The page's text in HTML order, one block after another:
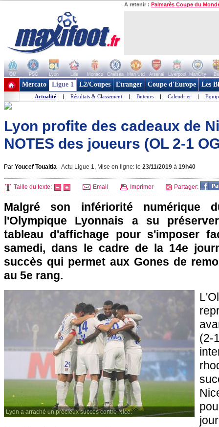
A retenir : Palmarès Coupe du
OM PSG Lyon Lille Monaco Chelsea Man Utd Arsenal Liverpool ManCity
+ de clubs
Mercato Ligue 1 L2/Coupes Etranger Coupe d'Europe Les
Actualité | Résultats & Classement | Buteurs | Calendrier |
Lyon profite des cadeaux de
NOTES des joueurs (OL 2-1
Par Youcef Touaitia -Actu Ligue 1, Mise en ligne: le 23/11/2019 à 19h40
Taille du texte: Email Imprimer Partager:
Malgré son infériorité numérique
l'Olympique Lyonnais a su
tableau d'affichage pour s'imposer
samedi, dans le cadre de la 14e
succès qui permet aux Gones de
au 5e rang.
Lyon a arraché un précieux succès contre Nice.